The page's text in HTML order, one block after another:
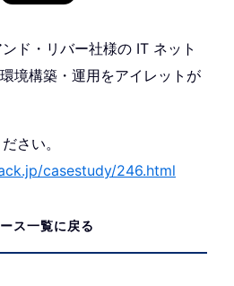
ド・リバー社様の IT ネット
境構築・運用をアイレットが
さい。
casestudy/246.html
ス一覧に戻る